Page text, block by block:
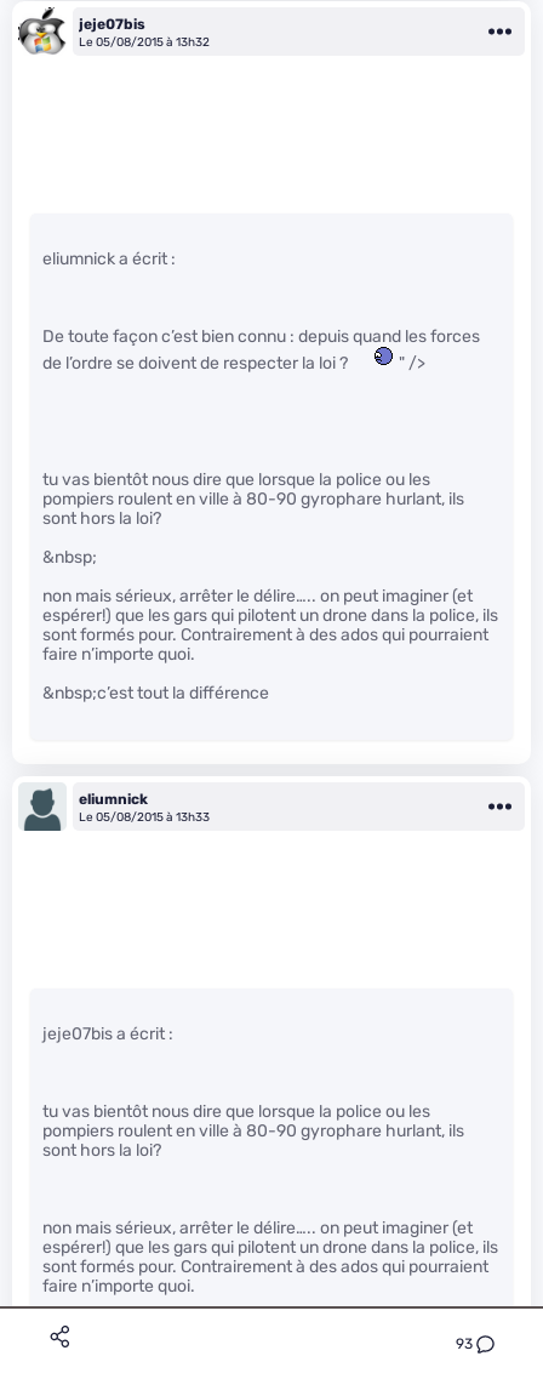
93
jeje07bis
Le 05/08/2015 à 13h32
eliumnick a écrit :
De toute façon c’est bien connu : depuis quand les forces
de l’ordre se doivent de respecter la loi ?
" />
tu vas bientôt nous dire que lorsque la police ou les
pompiers roulent en ville à 80-90 gyrophare hurlant, ils
sont hors la loi?
&nbsp;
non mais sérieux, arrêter le délire….. on peut imaginer (et
espérer!) que les gars qui pilotent un drone dans la police, ils
sont formés pour. Contrairement à des ados qui pourraient
faire n’importe quoi.
&nbsp;c’est tout la différence
eliumnick
Le 05/08/2015 à 13h33
jeje07bis a écrit :
tu vas bientôt nous dire que lorsque la police ou les
pompiers roulent en ville à 80-90 gyrophare hurlant, ils
sont hors la loi?
non mais sérieux, arrêter le délire….. on peut imaginer (et
espérer!) que les gars qui pilotent un drone dans la police, ils
sont formés pour. Contrairement à des ados qui pourraient
faire n’importe quoi.
c’est tout la différence